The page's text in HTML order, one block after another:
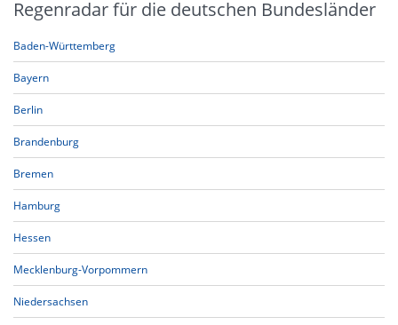
Regenradar für die deutschen Bundesländer
Baden-Württemberg
Bayern
Berlin
Brandenburg
Bremen
Hamburg
Hessen
Mecklenburg-Vorpommern
Niedersachsen